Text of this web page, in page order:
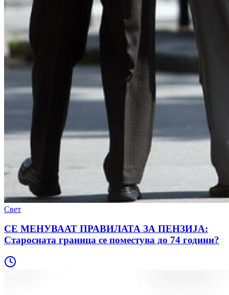
Свет
СЕ МЕНУВААТ ПРАВИЛАТА ЗА ПЕНЗИЈА:
Старосната граница се поместува до 74 години?